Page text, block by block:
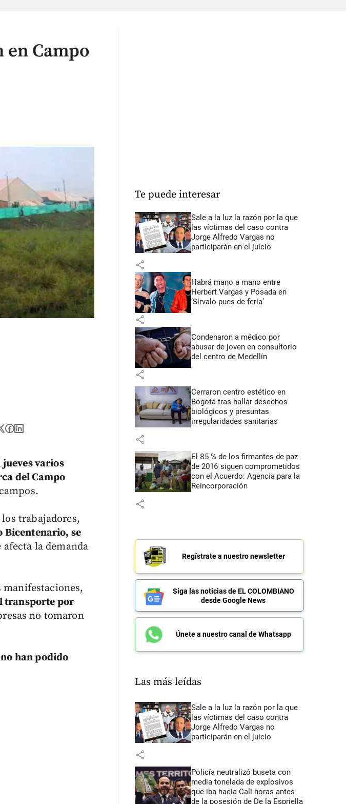
Campo
jueves varios
del Campo
trabajadores,
Bicentenario, se
afecta la demanda
manifestaciones,
transporte por
no tomaron
han podido
Te puede interesar
Sale a la luz la razón por la que
las víctimas del caso contra
Jorge Alfredo Vargas no
participarán en el juicio
share
Habrá mano a mano entre
Herbert Vargas y Posada en
‘Sírvalo pues de feria’
share
Condenaron a médico por
abusar de joven en consultorio
del centro de Medellín
share
Cerraron centro estético en
Bogotá tras hallar desechos
biológicos y presuntas
irregularidades sanitarias
share
El 85 % de los firmantes de paz
de 2016 siguen comprometidos
con el Acuerdo: Agencia para la
Reincorporación
share
Regístrate a nuestro newsletter
Siga las noticias de EL COLOMBIANO
desde Google News
Únete a nuestro canal de Whatsapp
Las más leídas
Sale a la luz la razón por la que
las víctimas del caso contra
Jorge Alfredo Vargas no
participarán en el juicio
share
Policía neutralizó buseta con
media tonelada de explosivos
que iba hacia Cali horas antes
de la posesión de De la Espriella